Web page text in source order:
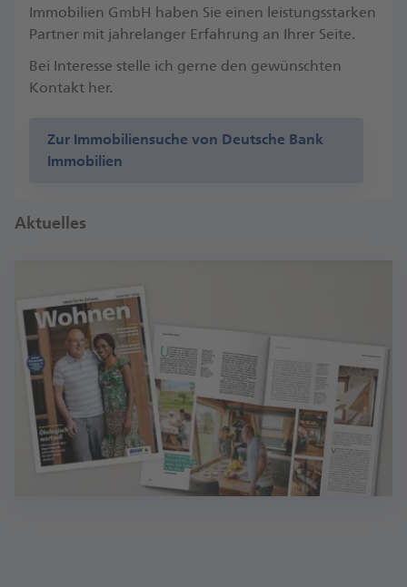
Immobilien GmbH haben Sie einen leistungsstarken
Partner mit jahrelanger Erfahrung an Ihrer Seite.
Bei Interesse stelle ich gerne den gewünschten
Kontakt her.
Zur Immobiliensuche von Deutsche Bank
Immobilien
Aktuelles